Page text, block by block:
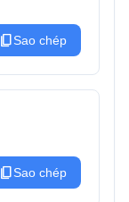
content_copySao chép
content_copySao chép